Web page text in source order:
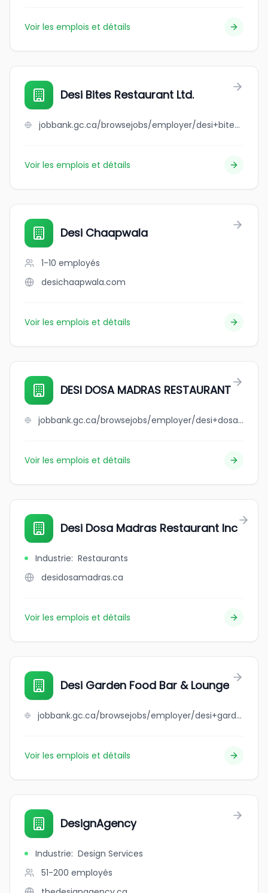
Voir les emplois et détails
Desi Bites Restaurant Ltd.
jobbank.gc.ca/browsejobs/employer/desi+bites+restaurant+ltd./ca
Voir les emplois et détails
Desi Chaapwala
1-10 employés
desichaapwala.com
Voir les emplois et détails
DESI DOSA MADRAS RESTAURANT
jobbank.gc.ca/browsejobs/employer/desi+dosa+madras+restaurant/ca
Voir les emplois et détails
Desi Dosa Madras Restaurant Inc
Industrie: Restaurants
desidosamadras.ca
Voir les emplois et détails
Desi Garden Food Bar & Lounge
jobbank.gc.ca/browsejobs/employer/desi+garden+food+bar+%26+lounge/ca
Voir les emplois et détails
DesignAgency
Industrie: Design Services
51-200 employés